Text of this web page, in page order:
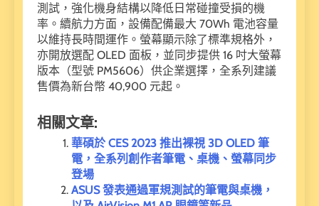
測試，強化機身結構以降低日常碰撞受損的機
率。續航力方面，設備配備最大 70Wh 電池容量
以維持長時間運作。螢幕顯示除了標準規格外，
亦開放選配 OLED 面板，並同步提供 16 吋大螢幕
版本（型號 PM5606）供企業選擇，全系列建議
售價為新台幣 40,900 元起。
相關文章:
華碩於 CES 2023 推出裸視 3D OLED 筆
電，全系列創作者筆電、桌機、螢幕同步
登場
ASUS 發表通過軍規測試的筆電與桌機，